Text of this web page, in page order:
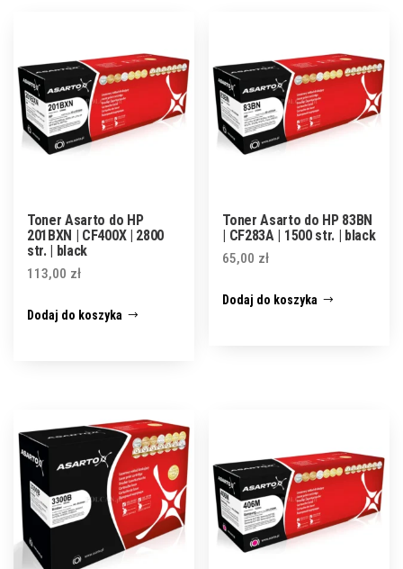
Toner Asarto do HP
201BXN | CF400X | 2800
str. | black
113,00 zł
Dodaj do koszyka
Toner Asarto do HP 83BN
| CF283A | 1500 str. | black
65,00 zł
Dodaj do koszyka